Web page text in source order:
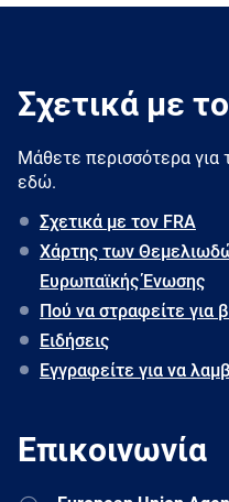
Σχετικά με
Μάθετε περισσότερα για
εδώ.
Σχετικά με τον FRA
Χάρτης των
Ευρωπαϊκής Ένωσης
Πού να στραφείτε για
Ειδήσεις
Εγγραφείτε για να
Επικοινωνία